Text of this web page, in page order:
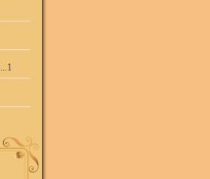
...1